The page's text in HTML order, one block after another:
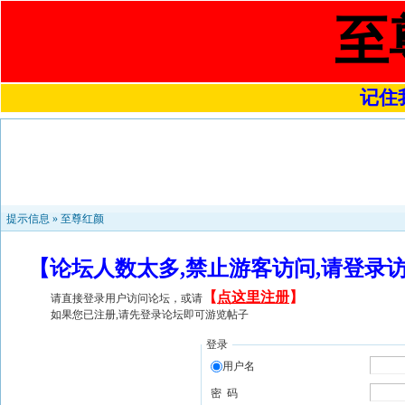
至
记住
提示信息 » 至尊红颜
【论坛人数太多,禁止游客访问,请登
请直接登录用户访问论坛，或请 【 点这里注册】
如果您已注册,请先登录论坛即可游览帖子
登录
用户名
密 码